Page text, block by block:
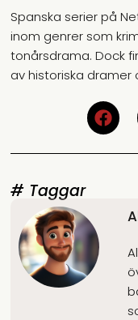
Spanska serier på
inom genrer som
tonårsdrama. Dock
av historiska
# Taggar